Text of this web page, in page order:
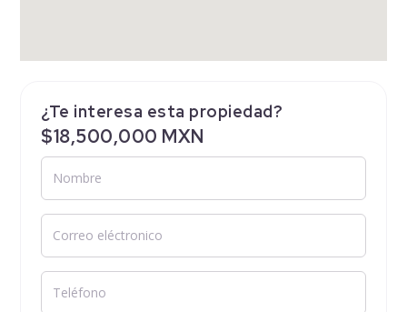
¿Te interesa esta propiedad?
$18,500,000 MXN